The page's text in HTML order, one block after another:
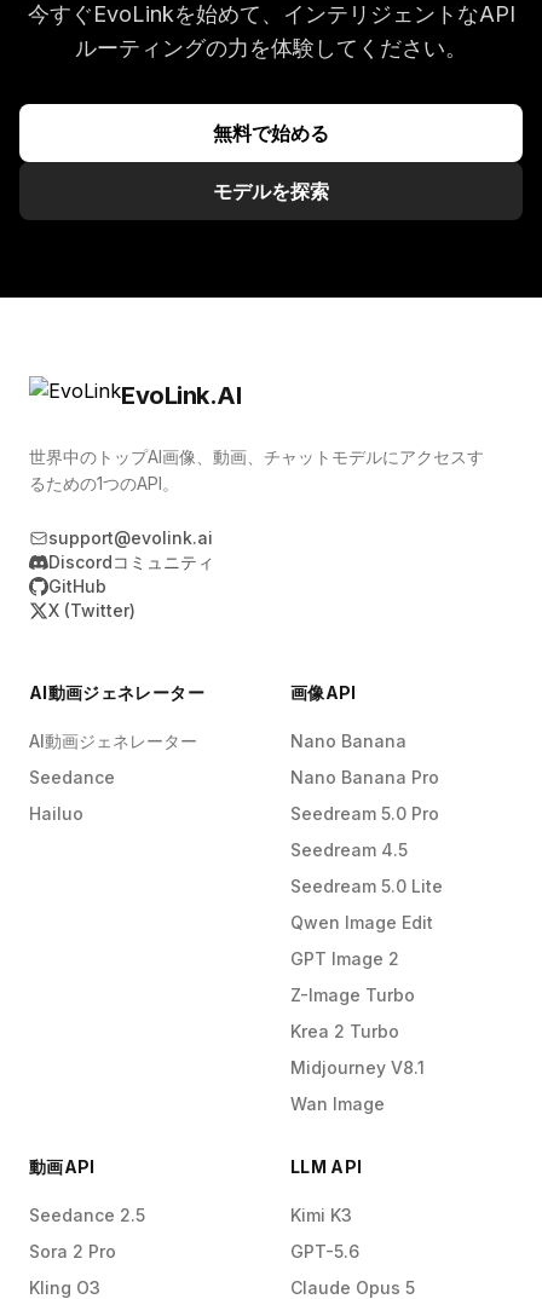
今すぐEvoLinkを始めて、インテリジェントなAPI
ルーティングの力を体験してください。
無料で始める
モデルを探索
EvoLink.AI
世界中のトップAI画像、動画、チャットモデルにアクセスす
るための1つのAPI。
support@evolink.ai
Discordコミュニティ
GitHub
X (Twitter)
AI動画ジェネレーター
AI動画ジェネレーター
Seedance
Hailuo
画像API
Nano Banana
Nano Banana Pro
Seedream 5.0 Pro
Seedream 4.5
Seedream 5.0 Lite
Qwen Image Edit
GPT Image 2
Z-Image Turbo
Krea 2 Turbo
Midjourney V8.1
Wan Image
動画API
Seedance 2.5
Sora 2 Pro
Kling O3
LLM API
Kimi K3
GPT-5.6
Claude Opus 5